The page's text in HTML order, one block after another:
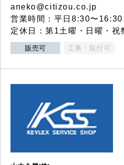
aneko@citizou.co.jp
営業時間：平日8:30〜
定休日：第1土曜・日曜・祝
販売可 工事・取付可